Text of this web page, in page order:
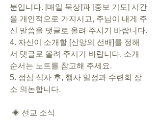
분입니다. [매일 묵상]과 [중보 기도] 시간
을 개인적으로 가지시고, 주님이 내게 주
4. 자신이 소개할 [신앙의 선배]를 정해
서 댓글로 올려 주시기 바랍니다. 소개
순서는 노트를 참고해 주세요.
5. 점심 식사 후, 행사 일정과 수련회 장
소 의논합니다.
◈ 선교 소식